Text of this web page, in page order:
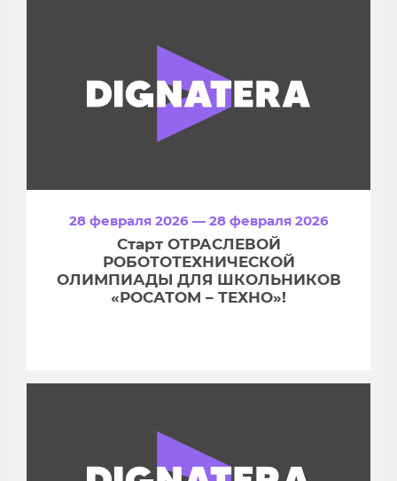
28 февраля 2026 — 28 февраля 2026
Старт ОТРАСЛЕВОЙ
РОБОТОТЕХНИЧЕСКОЙ
ОЛИМПИАДЫ ДЛЯ ШКОЛЬНИКОВ
«РОСАТОМ – ТЕХНО»!